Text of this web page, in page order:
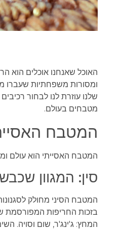
האוכל שאנחנו אוכלים הוא
ומסורות משפחתיות שעברו
שלנו עוזרת לנו לבחור
מטבחים בעולם.
המטבח
המטבח האסייתי הוא עולם
סין: המגוון
המטבח הסיני מחולק
בזכות החריפות המפורסמת
המחץ: ג'ינג'ר, שום וסויה.